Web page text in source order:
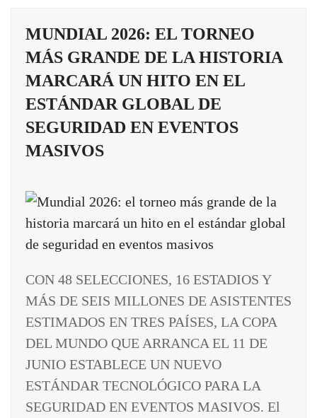
MUNDIAL 2026: EL TORNEO
MÁS GRANDE DE LA HISTORIA
MARCARÁ UN HITO EN EL
ESTÁNDAR GLOBAL DE
SEGURIDAD EN EVENTOS
MASIVOS
CON 48 SELECCIONES, 16 ESTADIOS Y
MÁS DE SEIS MILLONES DE ASISTENTES
ESTIMADOS EN TRES PAÍSES, LA COPA
DEL MUNDO QUE ARRANCA EL 11 DE
JUNIO ESTABLECE UN NUEVO
ESTÁNDAR TECNOLÓGICO PARA LA
SEGURIDAD EN EVENTOS MASIVOS. El